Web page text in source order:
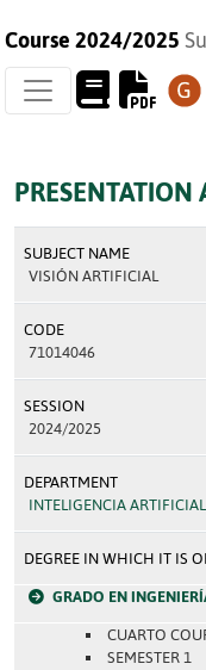
Course 2024/2025
SUBJECT NAME
VISIÓN ARTIFICIAL
CODE
71014046
SESSION
2024/2025
DEPARTMENT
INTELIGENCIA ARTIFICIAL
DEGREE IN WHICH IT IS
GRADO EN
CUARTO
SEMESTER 1